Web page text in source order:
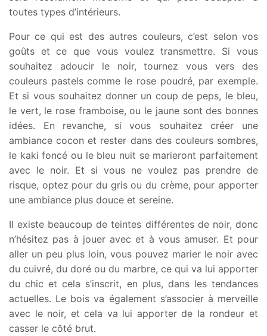
toutes types d’intérieurs.
Pour ce qui est des autres couleurs, c’est selon vos
goûts et ce que vous voulez transmettre. Si vous
souhaitez adoucir le noir, tournez vous vers des
couleurs pastels comme le rose poudré, par exemple.
Et si vous souhaitez donner un coup de peps, le bleu,
le vert, le rose framboise, ou le jaune sont des bonnes
idées. En revanche, si vous souhaitez créer une
ambiance cocon et rester dans des couleurs sombres,
le kaki foncé ou le bleu nuit se marieront parfaitement
avec le noir. Et si vous ne voulez pas prendre de
risque, optez pour du gris ou du crème, pour apporter
une ambiance plus douce et sereine.
Il existe beaucoup de teintes différentes de noir, donc
n’hésitez pas à jouer avec et à vous amuser. Et pour
aller un peu plus loin, vous pouvez marier le noir avec
du cuivré, du doré ou du marbre, ce qui va lui apporter
du chic et cela s’inscrit, en plus, dans les tendances
actuelles. Le bois va également s’associer à merveille
avec le noir, et cela va lui apporter de la rondeur et
casser le côté brut.